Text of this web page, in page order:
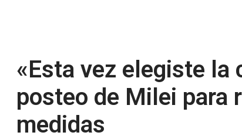
«Esta vez elegiste la
posteo de Milei para
medidas